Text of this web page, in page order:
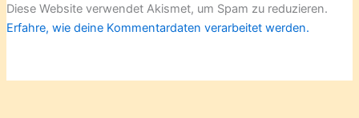
Diese Website verwendet Akismet, um Spam zu reduzieren.
Erfahre, wie deine Kommentardaten verarbeitet werden.